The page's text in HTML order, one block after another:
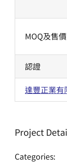
MOQ及售價
認證
達豐正業有
Project
Categories: